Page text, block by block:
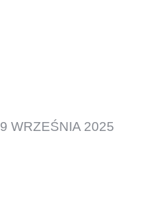
9 WRZEŚNIA 2025